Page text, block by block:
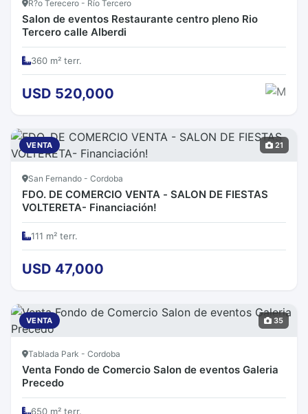
R?o Terecero - Río Tercero
Salon de eventos Restaurante centro pleno Rio
Tercero calle Alberdi
360 m² terr.
USD 520,000
VENTA 21
San Fernando - Cordoba
FDO. DE COMERCIO VENTA - SALON DE FIESTAS
VOLTERETA- Financiación!
111 m² terr.
USD 47,000
VENTA 35
Tablada Park - Cordoba
Venta Fondo de Comercio Salon de eventos Galeria
Precedo
650 m² terr.